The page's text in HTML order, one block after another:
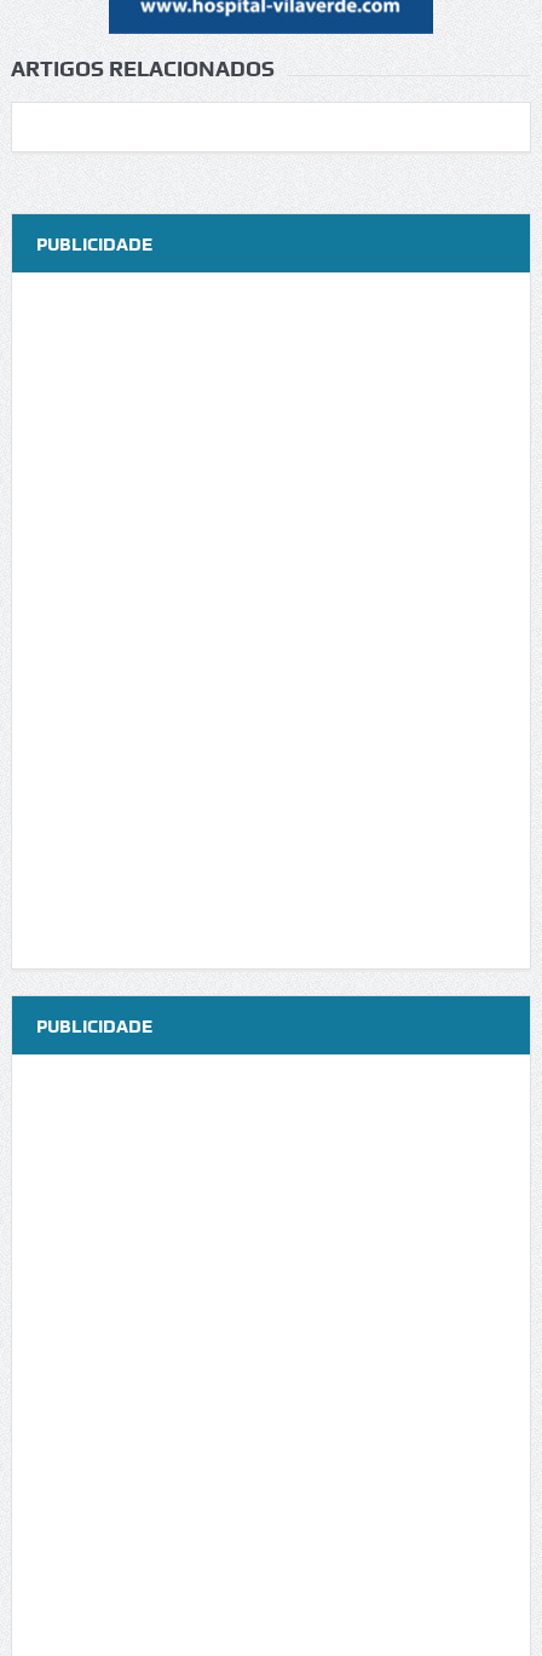
ARTIGOS RELACIONADOS
PUBLICIDADE
PUBLICIDADE